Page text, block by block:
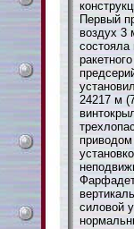
Первый
воздух 3
состояла
24217 м
приводом
силовой